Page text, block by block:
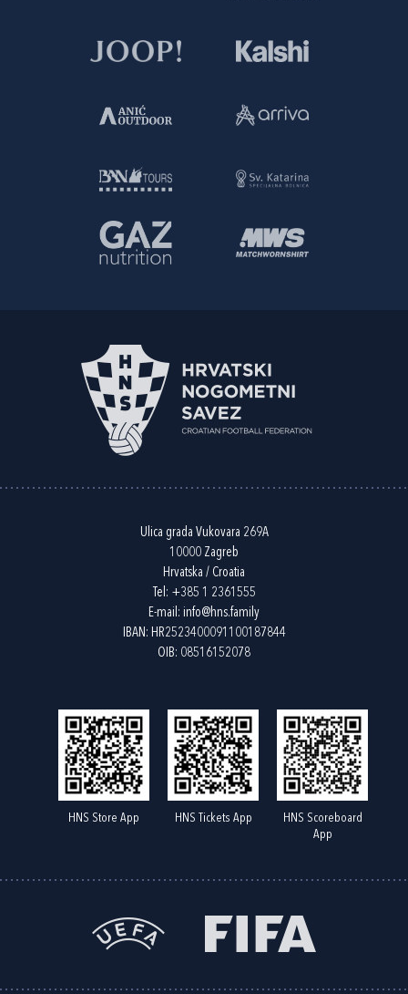
Ulica grada Vukovara 269A
10000 Zagreb
Hrvatska / Croatia
Tel: +385 1 2361555
E-mail: info@hns.family
IBAN: HR2523400091100187844
OIB: 08516152078
HNS Store App HNS Tickets App
HNS Scoreboard
App